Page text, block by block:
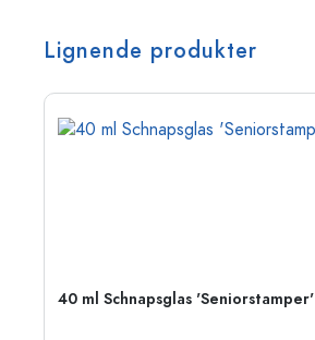
Lignende produkter
40 ml Schnapsglas 'Seniorstamper'